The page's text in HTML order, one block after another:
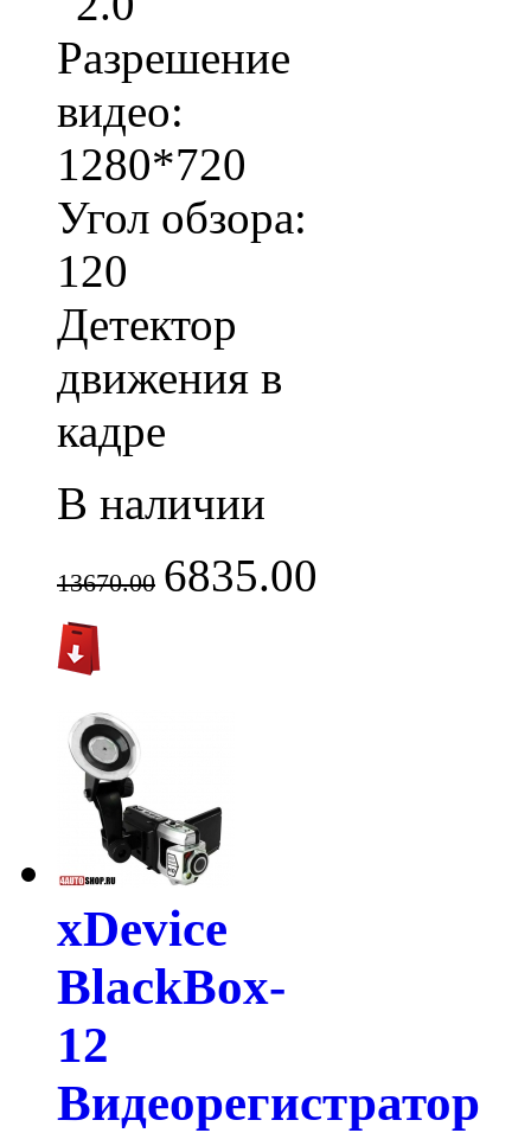
Разрешение
видео:
1280*720
Угол обзора:
120
Детектор
движения в
кадре
В наличии
13670.00 6835.00
xDevice
BlackBox-
12
Видеорегистратор